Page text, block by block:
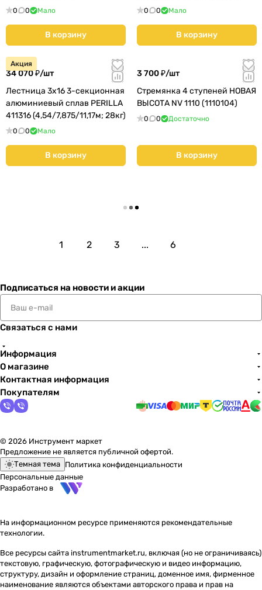
0 0 Мало
В корзину
0 0 Мало
В корзину
Акция
34 070 ₽/шт
Лестница 3х16 3-секционная
алюминиевый сплав PERILLA
411316 (4,54/7,875/11,17м; 28кг)
0 0 Мало
В корзину
3 700 ₽/шт
Стремянка 4 ступеней НОВАЯ
ВЫСОТА NV 1110 (1110104)
0 0 Достаточно
В корзину
Загрузить еще
1 2 3 ... 6
Подписаться на новости и акции
Связаться с нами
Информация
О магазине
Контактная информация
Покупателям
© 2026 Инструмент маркет
Предложение не является публичной офертой.
Темная тема Политика конфиденциальности
Персональные данные
Разработано в
На информационном ресурсе применяются рекомендательные
технологии.
Все ресурсы сайта instrumentmarket.ru, включая (но не ограничиваясь)
текстовую, графическую, фотографическую и видео информацию,
структуру, дизайн и оформление страниц, доменное имя, фирменное
наименование являются объектами авторского права и прав на